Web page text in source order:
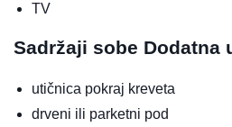
TV
Sadržaji sobe Dodatna
utičnica pokraj kreveta
drveni ili parketni pod